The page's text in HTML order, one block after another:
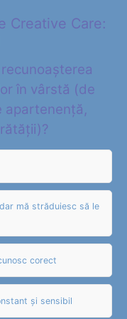
Creative Care:
în vârstă (de
apartenență,
mă străduiesc să le
corect
și sensibil